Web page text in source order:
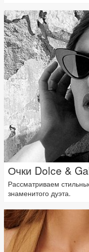
Очки Dolce &
Рассматриваем
знаменитого дуэта.